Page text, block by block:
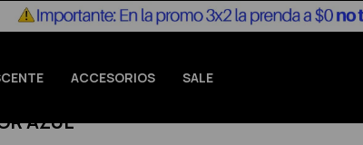
ACCESORIOS SALE
AZUL